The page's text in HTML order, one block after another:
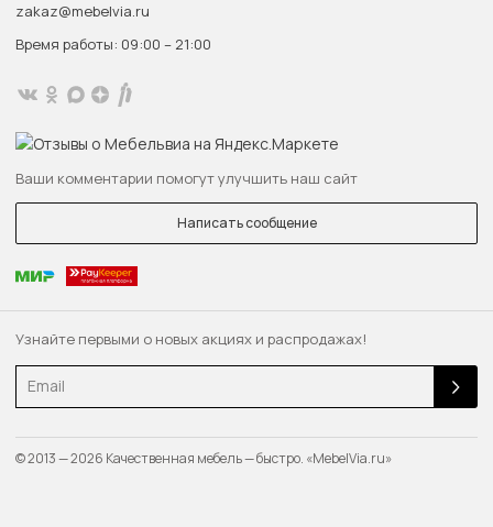
Узнайте первыми о новых акциях и распродажах!
Email
zakaz@mebelvia.ru
Время работы: 09:00 – 21:00
Ваши комментарии помогут улучшить наш сайт
Написать сообщение
© 2013 — 2026 Качественная мебель — быстро. «MebelVia.ru»